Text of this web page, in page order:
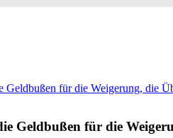
Geldbußen für die Weigerung, die
Geldbußen für die